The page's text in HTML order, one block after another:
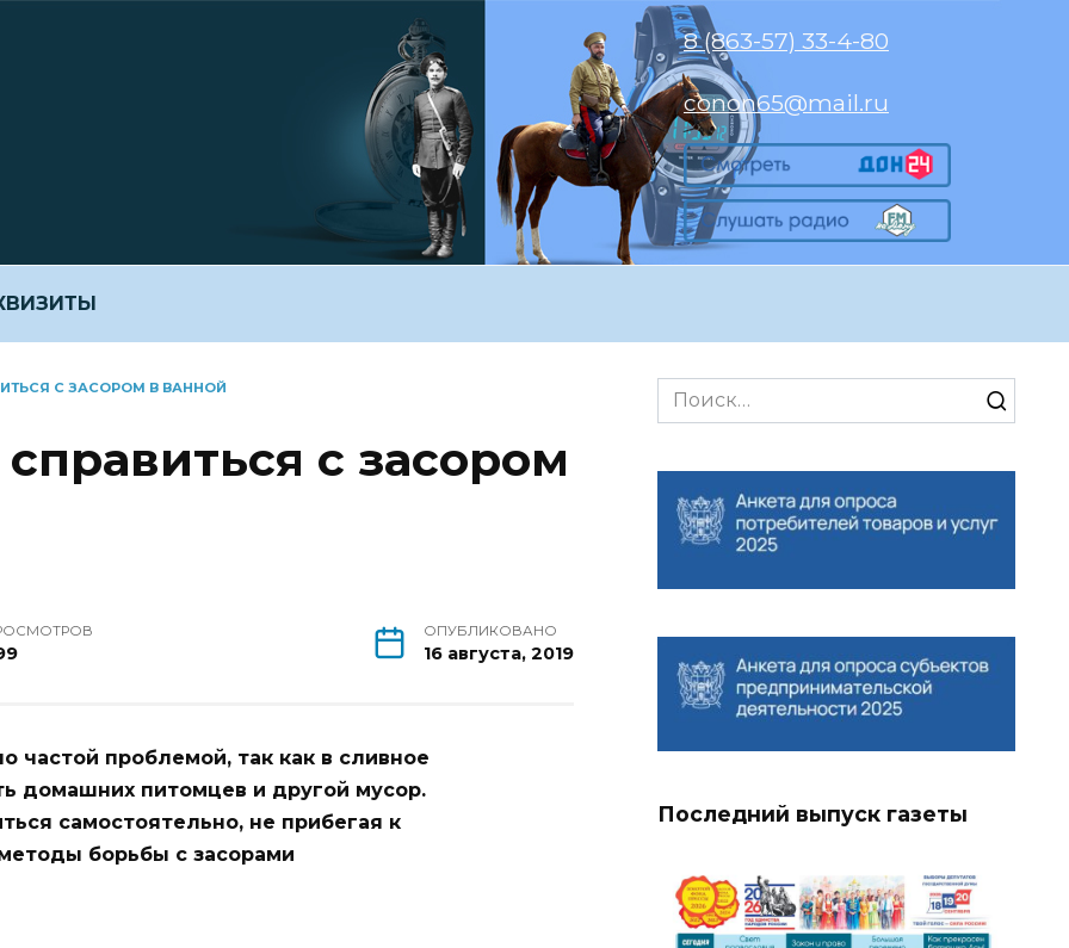
8 (863-57) 33-4-80
conon65@mail.ru
С ЗАСОРОМ В ВАННОЙ
с засором
ОПУБЛИКОВАНО
16 августа, 2019
частой проблемой, так как в сливное
домашних питомцев и другой мусор.
самостоятельно, не прибегая к
борьбы с засорами
Search
for:
Последний выпуск газеты